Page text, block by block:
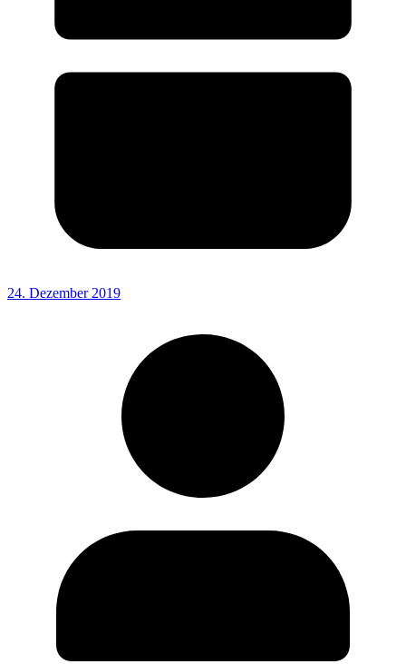
24. Dezember 2019